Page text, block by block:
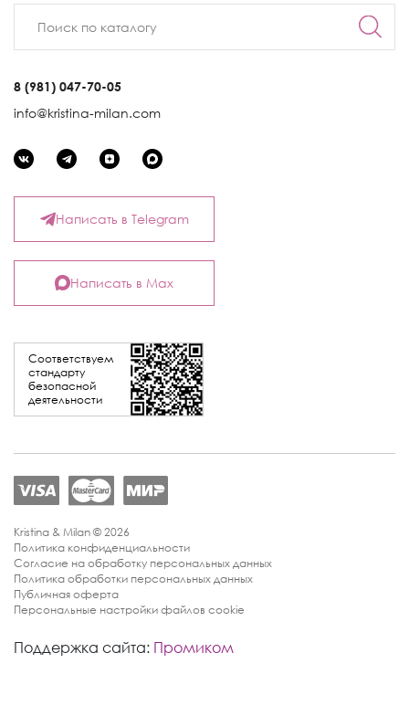
8 (981) 047-70-05
info@kristina-milan.com
Соответствуем
стандарту
безопасной
деятельности
Написать в Telegram
Написать в Max
Kristina & Milan © 2026
Политика конфиденциальности
Согласие на обработку персональных данных
Политика обработки персональных данных
Публичная оферта
Персональные настройки файлов cookie
Поддержка сайта: Промиком